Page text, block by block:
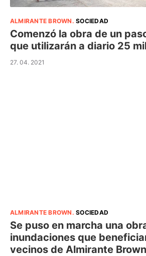
ALMIRANTE BROWN .SOCIEDAD
Comenzó la obra de un
que utilizarán a diario 25
27. 04. 2021
ALMIRANTE BROWN .SOCIEDAD
Se puso en marcha una
inundaciones que
vecinos de Almirante Brown